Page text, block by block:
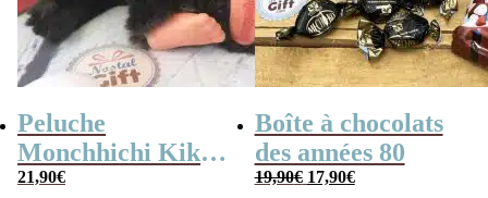
Peluche
Monchhichi Kiki
l’original (20 cm)
21,90€
Boîte à chocolats
des années 80
19,90€ Le
17,90€Le